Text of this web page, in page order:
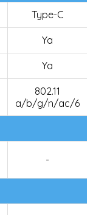
Type-C
Ya
Ya
802.11
a/b/g/n/ac/6
-